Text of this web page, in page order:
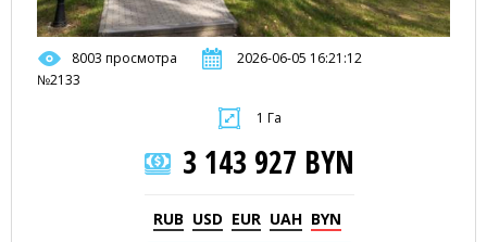
8003 просмотра
2026-06-05 16:21:12
№2133
1 Га
3 143 927 BYN
RUB USD EUR UAH BYN